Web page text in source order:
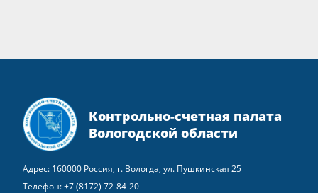
Контрольно-счетная палата
Вологодской области
Адрес: 160000 Россия, г. Вологда, ул. Пушкинская 25
Телефон:+7 (8172) 72-84-20